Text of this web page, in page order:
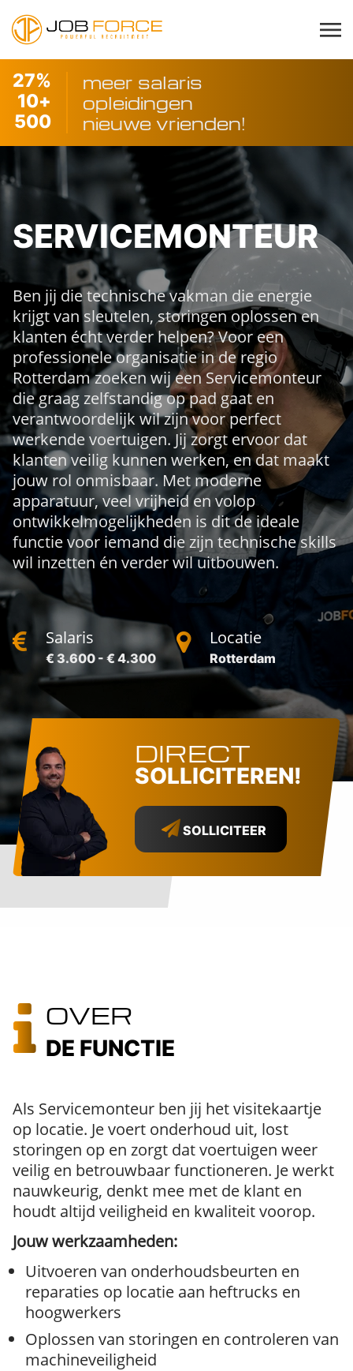
%
27
meer salaris
+
10
opleidingen
500
nieuwe vrienden!
SERVICEMONTEUR
Ben jij die technische vakman die energie
krijgt van sleutelen, storingen oplossen en
klanten écht verder helpen? Voor een
professionele organisatie in de regio
Rotterdam zoeken wij een Servicemonteur
die graag zelfstandig op pad gaat en
verantwoordelijk wil zijn voor perfect
werkende voertuigen. Jij zorgt ervoor dat
klanten veilig kunnen werken, en dat maakt
jouw rol onmisbaar. Met moderne
apparatuur, veel vrijheid en volop
ontwikkelmogelijkheden is dit de ideale
functie voor iemand die zijn technische skills
wil inzetten én verder wil uitbouwen.
Salaris
€ 3.600 - € 4.300
Locatie
Rotterdam
DIRECT
SOLLICITEREN!
SOLLICITEER
OVER
DE FUNCTIE
Als Servicemonteur ben jij het visitekaartje
op locatie. Je voert onderhoud uit, lost
storingen op en zorgt dat voertuigen weer
veilig en betrouwbaar functioneren. Je werkt
nauwkeurig, denkt mee met de klant en
houdt altijd veiligheid en kwaliteit voorop.
Jouw werkzaamheden:
Uitvoeren van onderhoudsbeurten en
reparaties op locatie aan heftrucks en
hoogwerkers
Oplossen van storingen en controleren van
machineveiligheid